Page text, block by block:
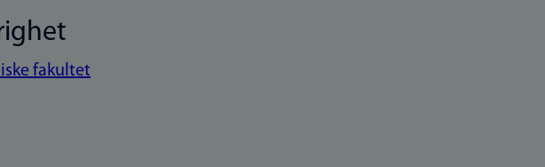
fakultet